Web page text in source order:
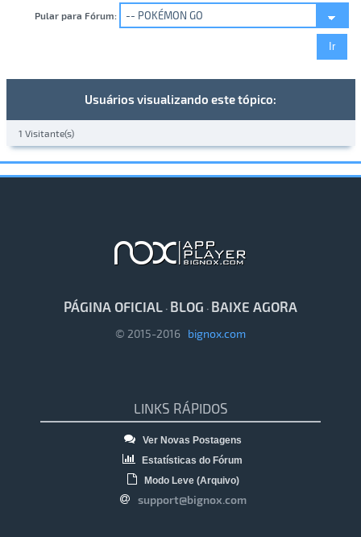
Pular para Fórum:
Usuários visualizando este tópico:
1 Visitante(s)
PÁGINA OFICIAL · BLOG · BAIXE AGORA
© 2015-2016 bignox.com
LINKS RÁPIDOS
Ver Novas Postagens
Estatísticas do Fórum
Modo Leve (Arquivo)
support@bignox.com